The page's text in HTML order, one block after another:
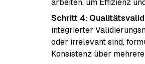
arbeiten, um Effizienz
Schritt 4:
integrierter
oder irrelevant sind,
Konsistenz über